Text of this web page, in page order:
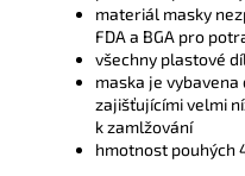
materiál masky
FDA a BGA pro
všechny plastové
maska je
zajišťujícími velmi
k zamlžování
hmotnost pouhých